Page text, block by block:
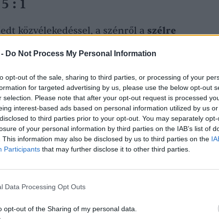
Do Not Process My Personal Information
opt-out of the sale, sharing to third parties, or processing of your
for targeted advertising by us, please use the below opt-out
selection. Please note that after your opt-out request is processed
interest-based ads based on personal information utilized by us
to third parties prior to your opt-out. You may separately
of your personal information by third parties on the IAB’s list of
This information may also be disclosed by us to third parties on the
Participants that may further disclose it to other third parties.
Data Processing Opt Outs
opt-out of the Sharing of my personal data.
: 1
közvélekedéssel, a szénről a szélre
a bányászott anyagok iránti
a megújuló és a fosszilis
és kereskedett anyagok
támasztják alá.
piacának szénről szélre történő
Eszerint az a nyersanyag-
éven át átlagosan 1 GWh termelésére
és telepítéséhez szükséges,
kevesebb mint 4 évnyi hasonló
(Bekalkulálva az ércek
a bányászati és a finomítási